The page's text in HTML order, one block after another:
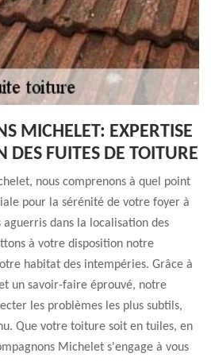
MICHELET: EXPERTISE
DES FUITES DE TOITURE
nous comprenons à quel point
pour la sérénité de votre foyer à
aguerris dans la localisation des
à votre disposition notre
habitat des intempéries. Grâce à
un savoir-faire éprouvé, notre
les problèmes les plus subtils,
Que votre toiture soit en tuiles, en
Michelet s'engage à vous